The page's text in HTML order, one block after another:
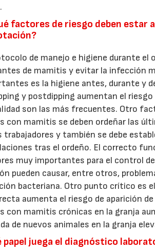
factores de riesgo deben estar
de manejo e higiene durante
de mamitis y evitar la infección
es la higiene antes, durante y
y postdipping aumentan el
son las más frecuentes. Otro
con mamitis se deben ordeñar las
trabajadores y también se debe
tras el ordeño. El correcto
muy importantes para el control
pueden causar, entre otros,
bacteriana. Otro punto crítico es
aumenta el riesgo de aparición
con mamitis crónicas en la granja
de nuevos animales en la granja
papel juega el diagnóstico